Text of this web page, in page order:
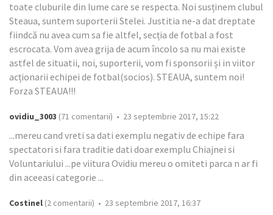
toate cluburile din lume care se respecta. Noi susținem clubul
Steaua, suntem suporterii Stelei. Justitia ne-a dat dreptate
fiindcă nu avea cum sa fie altfel, secția de fotbal a fost
escrocata. Vom avea grija de acum încolo sa nu mai existe
astfel de situatii, noi, suporterii, vom fi sponsorii și in viitor
acționarii echipei de fotbal(socios). STEAUA, suntem noi!
Forza STEAUA!!!
ovidiu_3003 (71 comentarii) • 23 septembrie 2017, 15:22
...mereu cand vreti sa dati exemplu negativ de echipe fara
spectatori si fara traditie dati doar exemplu Chiajnei si
Voluntariului ...pe viitura Ovidiu mereu o omiteti parca n ar fi
din aceeasi categorie ...
Costinel (2 comentarii) • 23 septembrie 2017, 16:37